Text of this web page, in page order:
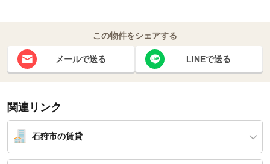
この物件をシェアする
メールで送る LINEで送る
関連リンク
石狩市の賃貸